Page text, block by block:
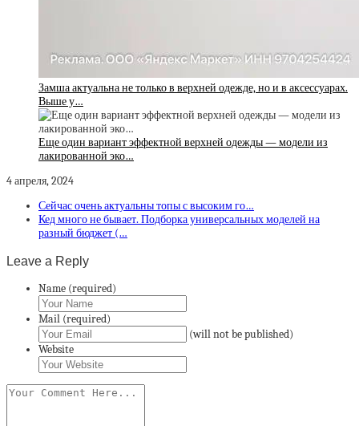
Замша актуальна не только в верхней одежде, но и в аксессуарах.
Выше у…
Еще один вариант эффектной верхней одежды — модели из
лакированной эко…
4 апреля, 2024
Сейчас очень актуальны топы с высоким го…
Кед много не бывает. Подборка универсальных моделей на
разный бюджет (…
Leave a Reply
Name (required)
Mail (required)
(will not be published)
Website